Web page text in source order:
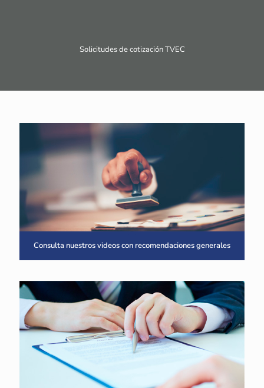
Solicitudes de cotización TVEC
Consulta nuestros videos con recomendaciones generales